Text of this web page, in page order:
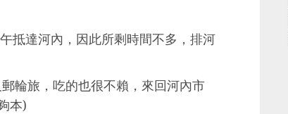
抵達河內，因此所剩時間不多，排河
輪旅，吃的也很不賴，來回河內市
本)